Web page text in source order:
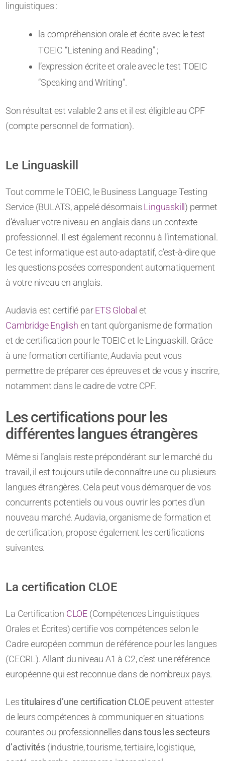
linguistiques :
la compréhension orale et écrite avec le test
TOEIC “Listening and Reading” ;
l’expression écrite et orale avec le test TOEIC
“Speaking and Writing”.
Son résultat est valable 2 ans et il est éligible au CPF
(compte personnel de formation).
Le Linguaskill
Tout comme le TOEIC, le Business Language Testing
Service (BULATS, appelé désormais Linguaskill) permet
d’évaluer votre niveau en anglais dans un contexte
professionnel. Il est également reconnu à l’international.
Ce test informatique est auto-adaptatif, c’est-à-dire que
les questions posées correspondent automatiquement
à votre niveau en anglais.
Audavia est certifié parETS Global et
Cambridge English en tant qu’organisme de formation
et de certification pour le TOEIC et le Linguaskill. Grâce
à une formation certifiante, Audavia peut vous
permettre de préparer ces épreuves et de vous y inscrire,
notamment dans le cadre de votre CPF.
Les certifications pour les
différentes langues étrangères
Même si l’anglais reste prépondérant sur le marché du
travail, il est toujours utile de connaître une ou plusieurs
langues étrangères. Cela peut vous démarquer de vos
concurrents potentiels ou vous ouvrir les portes d’un
nouveau marché. Audavia, organisme de formation et
de certification, propose également les certifications
suivantes.
La certification CLOE
La Certification CLOE (Compétences Linguistiques
Orales et Écrites) certifie vos compétences selon le
Cadre européen commun de référence pour les langues
(CECRL). Allant du niveau A1 à C2, c’est une référence
européenne qui est reconnue dans de nombreux pays.
Lestitulaires d’une certification CLOEpeuvent attester
de leurs compétences à communiquer en situations
courantes ou professionnellesdans tous les secteurs
d’activités (industrie, tourisme, tertiaire, logistique,